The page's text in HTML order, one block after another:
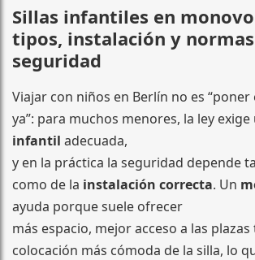
Sillas infantiles en
tipos, instalación y
seguridad
Viajar con niños en Berlín no es
ya”: para muchos menores, la ley exige
infantil adecuada,
y en la práctica la seguridad depende
como de la instalación correcta. Un
ayuda porque suele ofrecer
más espacio, mejor acceso a las
colocación más cómoda de la silla, lo